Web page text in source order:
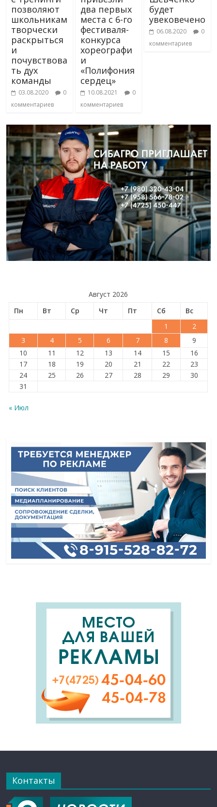
позволяют
школьникам
творчески
раскрыться
и
почувствова
ть дух
команды
03.08.2020
0
комментариев
два первых
места с 6-го
фестиваля-
конкурса
хореографи
и
«Полифония
сердец»
10.08.2021
0
комментариев
будет
увековечено
06.08.2020
0
комментариев
Август 2026
Пн
Вт Ср Чт Пт Сб
Вс
1
2
3
4 5 6 7 8
9
10
11 12 13 14 15
16
17
18 19 20 21 22
23
24
25 26 27 28 29
30
31
« Июл
Контакты